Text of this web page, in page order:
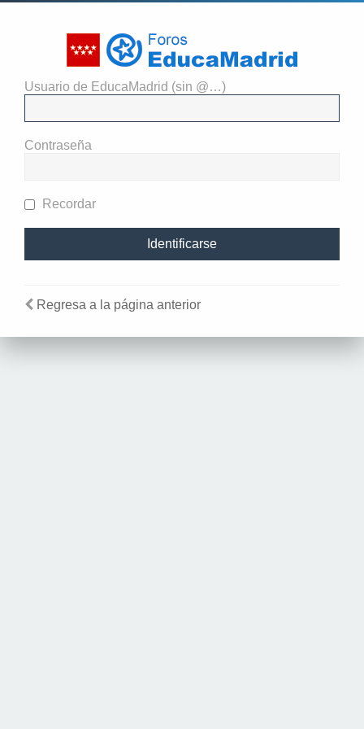
Usuario de EducaMadrid (sin @…)
Contraseña
Recordar
Regresa a la página anterior